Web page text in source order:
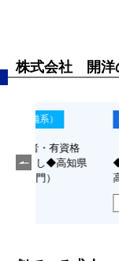
株式会社 開洋
県
契約・嘱託社員
【建築技術者
◆経験者・有
高知県ワーク